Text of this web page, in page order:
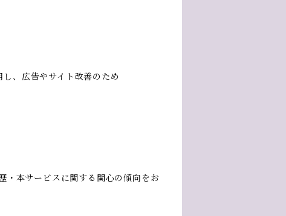
、広告やサイト改善のため
本サービスに関する関心の傾向をお